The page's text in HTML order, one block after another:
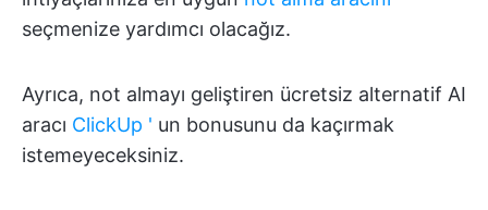
seçmenize yardımcı olacağız.
Ayrıca, not almayı geliştiren ücretsiz alternatif AI
aracı ClickUp ' un bonusunu da kaçırmak
istemeyeceksiniz.